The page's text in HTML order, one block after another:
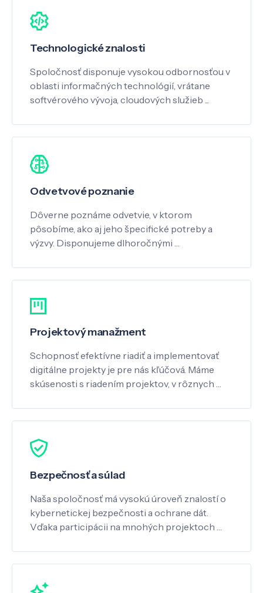
Technologické znalosti
Spoločnosť disponuje vysokou odbornosťou v
oblasti informačných technológií, vrátane
softvérového vývoja, cloudových služieb ...
Odvetvové poznanie
Dôverne poznáme odvetvie, v ktorom
pôsobíme, ako aj jeho špecifické potreby a
výzvy. Disponujeme dlhoročnými …
Projektový manažment
Schopnosť efektívne riadiť a implementovať
digitálne projekty je pre nás kľúčová. Máme
skúsenosti s riadením projektov, v rôznych …
Bezpečnosť a súlad
Naša spoločnosť má vysokú úroveň znalostí o
kybernetickej bezpečnosti a ochrane dát.
Vďaka participácii na mnohých projektoch …